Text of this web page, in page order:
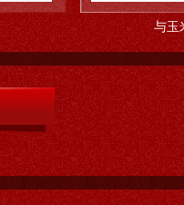
与玉米收获机